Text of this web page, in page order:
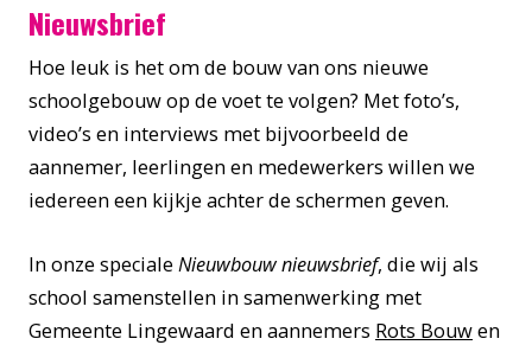
Nieuwsbrief
Hoe leuk is het om de bouw van ons nieuwe
schoolgebouw op de voet te volgen? Met foto’s,
video’s en interviews met bijvoorbeeld de
aannemer, leerlingen en medewerkers willen we
iedereen een kijkje achter de schermen geven.
In onze speciale Nieuwbouw nieuwsbrief, die wij als
school samenstellen in samenwerking met
Gemeente Lingewaard en aannemers Rots Bouwen